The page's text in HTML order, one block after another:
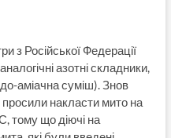
з Російської Федерації
азотні складники,
аміачна суміш). Знов
просили накласти мито на
тому що діючі на